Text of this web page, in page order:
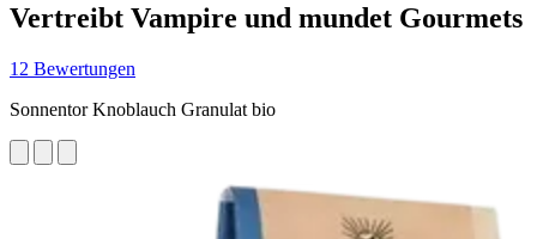
Vertreibt Vampire und mundet Gourmets
12 Bewertungen
Sonnentor Knoblauch Granulat bio